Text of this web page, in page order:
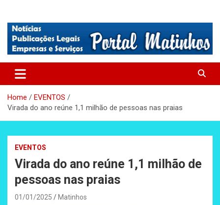
Matinhos – Praia de Matinhos
Home
EVENTOS
Virada do ano reúne 1,1 milhão de pessoas nas praias
EVENTOS
Virada do ano reúne 1,1 milhão de
pessoas nas praias
01/01/2025 Matinhos